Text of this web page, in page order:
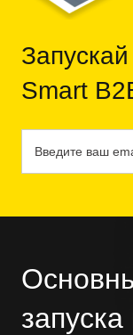
Smart
запуска